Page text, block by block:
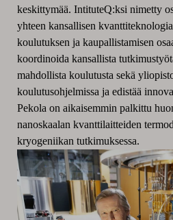
keskittymää. IntituteQ:ksi nimetty
yhteen kansallisen
koulutuksen ja kaupallistamisen
koordinoida kansallista
mahdollista koulutusta sekä
koulutusohjelmissa ja edistää
Pekola on aikaisemmin palkittu
nanoskaalan kvanttilaitteiden
kryogeniikan tutkimuksessa.